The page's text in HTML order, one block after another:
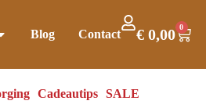
Blog Contact €0,00 0
Cadeautips SALE